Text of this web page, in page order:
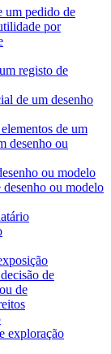
um pedido de
por
registo de
de um desenho
de um
desenho ou
ou modelo
ou modelo
de
de
exploração